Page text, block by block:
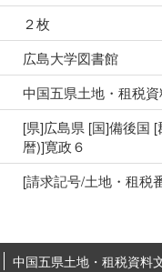
２枚
広島大学図書館
中国五県土地・租税
[県]広島県 [国]備後国
暦)]寛政６
[請求記号/土地・租税
中国五県土地・租税資料